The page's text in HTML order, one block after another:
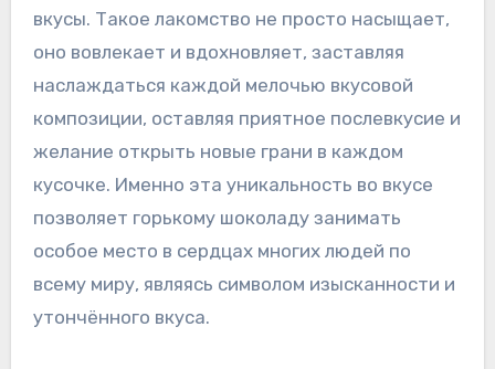
вкусы. Такое лакомство не просто насыщает‚
оно вовлекает и вдохновляет‚ заставляя
наслаждаться каждой мелочью вкусовой
композиции‚ оставляя приятное послевкусие и
желание открыть новые грани в каждом
кусочке. Именно эта уникальность во вкусе
позволяет горькому шоколаду занимать
особое место в сердцах многих людей по
всему миру‚ являясь символом изысканности и
утончённого вкуса.